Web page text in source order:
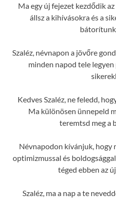
Ma egy új fejezet kezdődik
állsz a kihívásokra és a
Szaléz, névnapon a jövőre
minden napod tele
Kedves Szaléz, ne feledd,
Ma különösen ünnepeld
teremtsd meg a
Névnapodon kívánjuk, hogy
optimizmussal és
téged ebben az
Szaléz, ma a nap a te